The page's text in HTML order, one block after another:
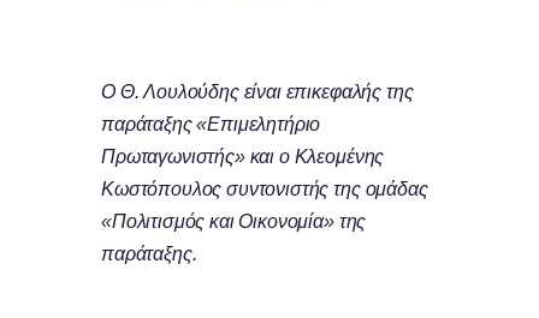
Ο Θ. Λουλούδης είναι επικεφαλής της
παράταξης «Επιμελητήριο
Πρωταγωνιστής» και ο Κλεομένης
Κωστόπουλος συντονιστής της ομάδας
«Πολιτισμός και Οικονομία» της
παράταξης.